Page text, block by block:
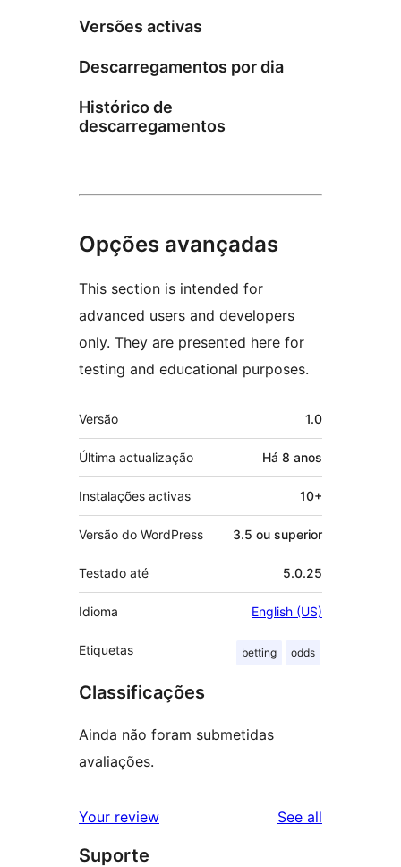
Versões activas
Descarregamentos por dia
Histórico de
descarregamentos
Opções avançadas
This section is intended for
advanced users and developers
only. They are presented here for
testing and educational purposes.
Metadados
Versão 1.0
Última actualização Há 8 anos
Instalações activas 10+
Versão do WordPress 3.5 ou superior
Testado até 5.0.25
Idioma English (US)
Etiquetas betting odds
Classificações
Ainda não foram submetidas
avaliações.
Your review See all
Suporte